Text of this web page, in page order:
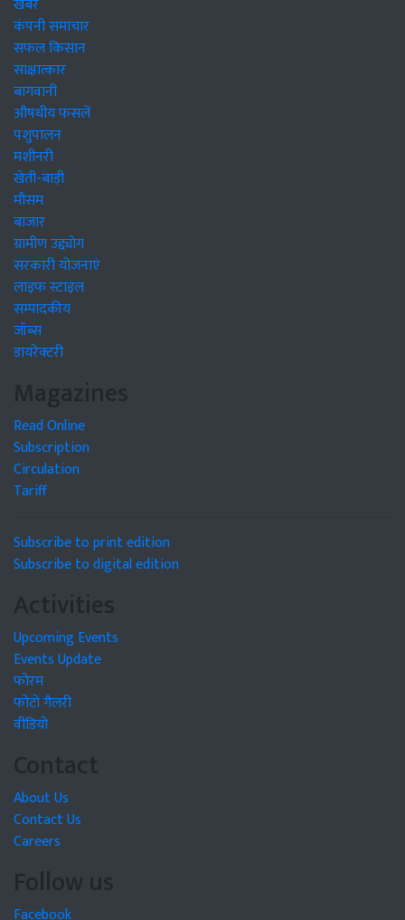
कंपनी समाचार
सफल किसान
साक्षात्कार
बागवानी
औषधीय फसलें
पशुपालन
मशीनरी
खेती-बाड़ी
मौसम
बाजार
ग्रामीण उद्द्योग
सरकारी योजनाएं
लाइफ स्टाइल
सम्पादकीय
जॉब्स
डायरेक्टरी
Magazines
Read Online
Subscription
Circulation
Tariff
Subscribe to print edition
Subscribe to digital edition
Activities
Upcoming Events
Events Update
फोरम
फोटो गैलरी
वीडियो
Contact
About Us
Contact Us
Careers
Follow us
Facebook